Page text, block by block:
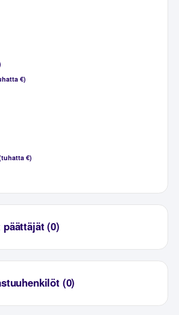
€)
€)
(0)
(0)